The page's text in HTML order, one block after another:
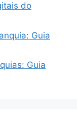
do
Guia
Guia